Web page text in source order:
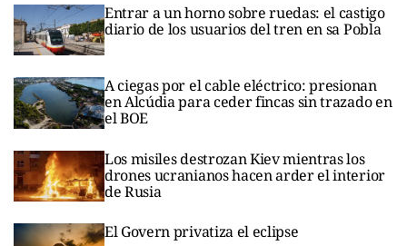
Entrar a un horno sobre ruedas: el castigo
diario de los usuarios del tren en sa Pobla
A ciegas por el cable eléctrico: presionan
en Alcúdia para ceder fincas sin trazado en
el BOE
Los misiles destrozan Kiev mientras los
drones ucranianos hacen arder el interior
de Rusia
El Govern privatiza el eclipse